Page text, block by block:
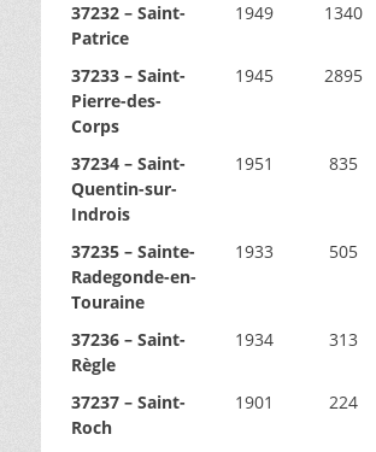
37232 – Saint-
Patrice
1949 1340
37233 – Saint-
Pierre-des-
Corps
1945 2895
37234 – Saint-
Quentin-sur-
Indrois
1951 835
37235 – Sainte-
Radegonde-en-
Touraine
1933 505
37236 – Saint-
Règle
1934 313
37237 – Saint-
Roch
1901 224